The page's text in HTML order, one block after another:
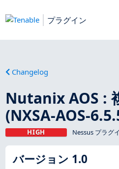
プラグイン
Changelog
Nutanix AOS :
(NXSA-AOS-
HIGH Nessus プラグ
バージョン 1.0